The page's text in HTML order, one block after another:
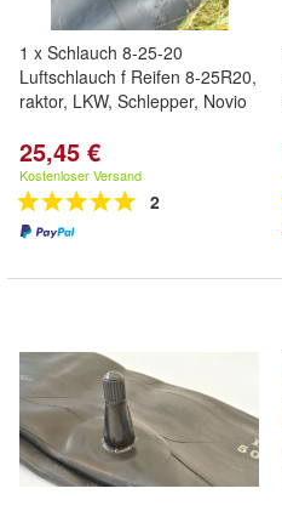
1 x Schlauch 8-25-20
Luftschlauch f Reifen 8-25R20,
raktor, LKW, Schlepper, Novio
25,45 €
Kostenloser Versand
2